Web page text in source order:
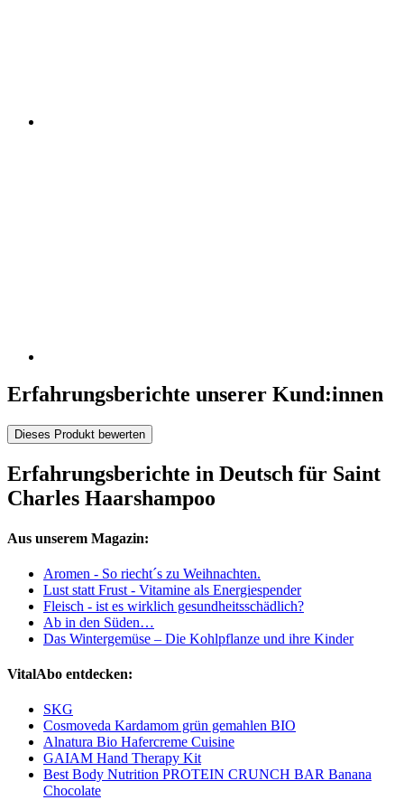
Erfahrungsberichte unserer Kund:innen
Dieses Produkt bewerten
Erfahrungsberichte in Deutsch für Saint
Charles Haarshampoo
Aus unserem Magazin:
Aromen - So riecht´s zu Weihnachten.
Lust statt Frust - Vitamine als Energiespender
Fleisch - ist es wirklich gesundheitsschädlich?
Ab in den Süden…
Das Wintergemüse – Die Kohlpflanze und ihre Kinder
VitalAbo entdecken:
SKG
Cosmoveda Kardamom grün gemahlen BIO
Alnatura Bio Hafercreme Cuisine
GAIAM Hand Therapy Kit
Best Body Nutrition PROTEIN CRUNCH BAR Banana
Chocolate